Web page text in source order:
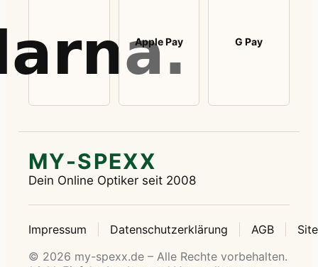
Apple Pay G Pay
MY-SPEXX
Dein Online Optiker seit 2008
Impressum Datenschutzerklärung AGB
© 2026 my-spexx.de – Alle Rechte vorbehalten.